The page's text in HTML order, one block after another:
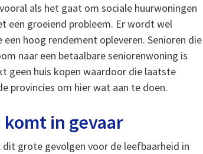
als het gaat om sociale huurwoningen
een groeiend probleem. Er wordt wel
hoog rendement opleveren. Senioren die
naar een betaalbare seniorenwoning is
geen huis kopen waardoor die laatste
provincies om hier wat aan te doen.
in gevaar
grote gevolgen voor de leefbaarheid in